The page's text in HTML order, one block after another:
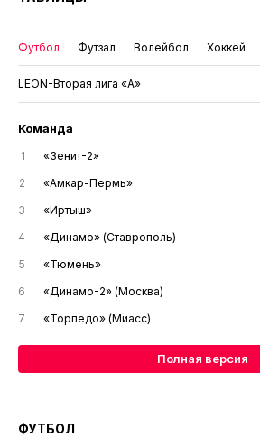
Футбол Футзал Волейбол Хоккей
LEON-Вторая лига «А»
Команда
1 «Зенит-2»
2
«Амкар-Пермь»
3
«Иртыш»
4
«Динамо» (Ставрополь)
5
«Тюмень»
6
«Динамо-2» (Москва)
7
«Торпедо» (Миасс)
Полная версия
ФУТБОЛ